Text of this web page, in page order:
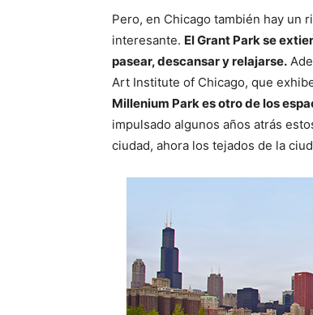
Pero, en Chicago también hay un
interesante. El Grant Park se
pasear, descansar y relajarse.
Art Institute of Chicago, que
Millenium Park es otro de los
impulsado algunos años atrás
ciudad, ahora los tejados de la